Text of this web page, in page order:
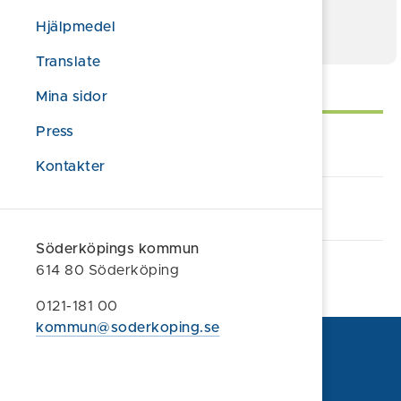
Hjälpmedel
Translate
Mina sidor
Press
Kontakter
Söderköpings kommun
614 80 Söderköping
0121-181 00
kommun@soderkoping.se
Kajakturer i Östgötaskärgården
Självservice
Alla e-tjänster och blanketter